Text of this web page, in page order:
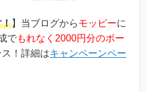
！】当ブログからモッピーに
でもれなく2000円分のボー
！詳細はキャンペーンペー